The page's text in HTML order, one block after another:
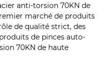
anti-torsion 70KN de
marché de produits
de qualité strict, des
de pinces auto-
70KN de haute